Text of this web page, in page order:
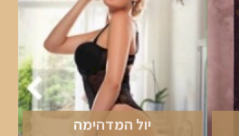
יול המדהימה